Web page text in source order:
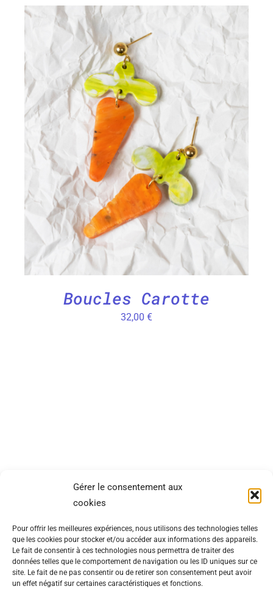
Gérer le consentement aux
cookies
Pour offrir les meilleures expériences, nous utilisons des technologies telles
que les cookies pour stocker et/ou accéder aux informations des appareils.
Le fait de consentir à ces technologies nous permettra de traiter des
données telles que le comportement de navigation ou les ID uniques sur ce
site. Le fait de ne pas consentir ou de retirer son consentement peut avoir
un effet négatif sur certaines caractéristiques et fonctions.
CHOIX DES OPTIONS
/
DÉTAILS
Boucles Carotte
32,00 €
Lookbook
À propos
Contact
INFORMATIONS
CGV
Mentions
légales
Politique de